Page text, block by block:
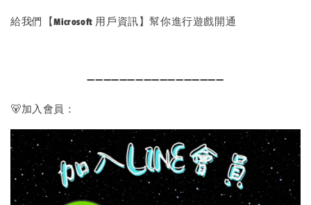
給我們【Microsoft 用戶資訊】幫你進行遊戲開通
➖➖➖➖➖➖➖➖➖➖➖➖➖➖➖➖➖
🐻加入會員：